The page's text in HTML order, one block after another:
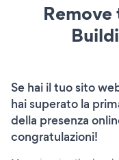
Se hai il tuo sito
hai superato la
della presenza
congratulazioni!